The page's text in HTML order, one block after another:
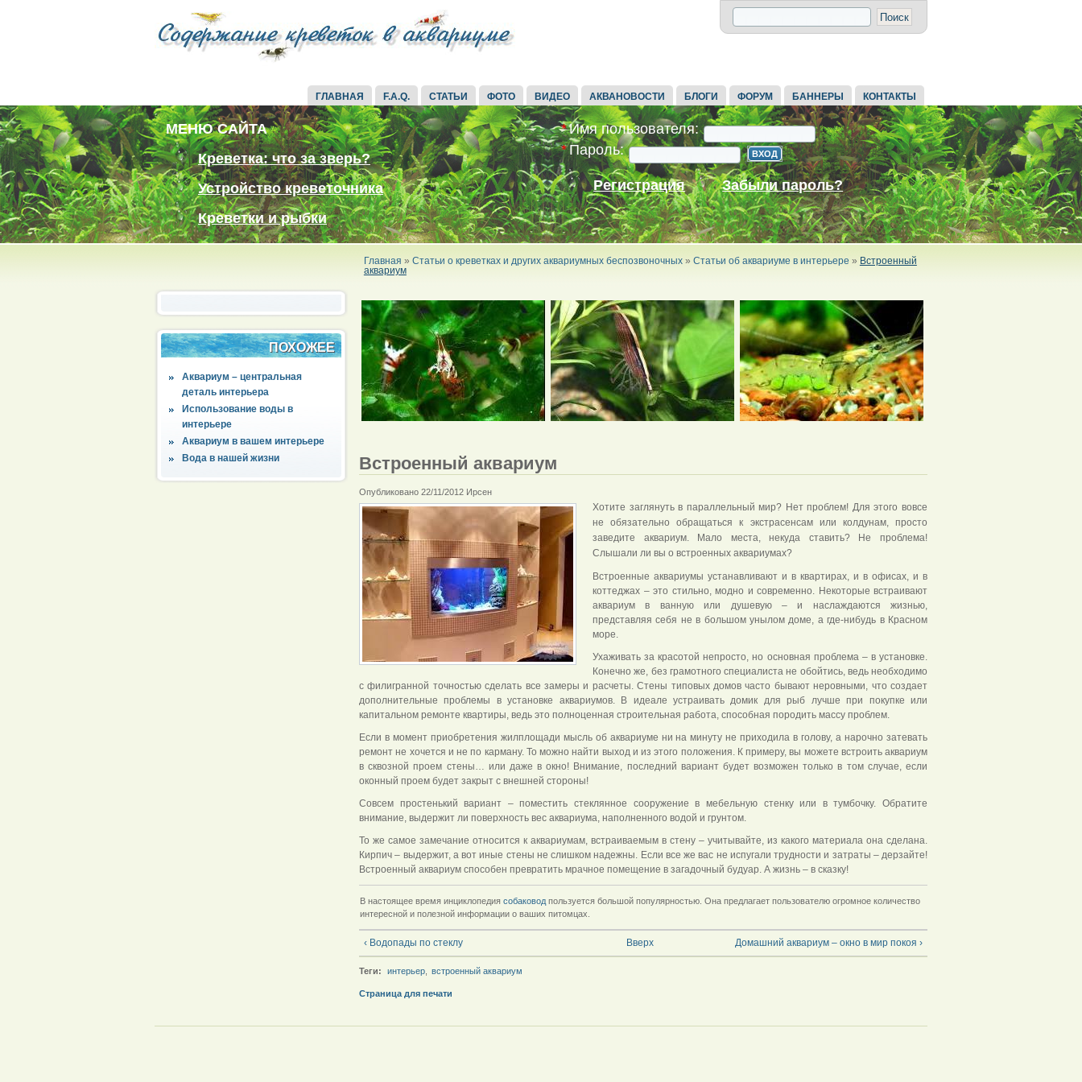
ГЛАВНАЯ F.A.Q. СТАТЬИ ФОТО ВИДЕО АКВАНОВОСТИ БЛОГИ ФОРУМ БАННЕРЫ КОНТАКТЫ
МЕНЮ САЙТА
Креветка: что за зверь?
Устройство креветочника
Креветки и рыбки
Имя пользователя:
*
Пароль:
*
Регистрация Забыли пароль?
Главная » Статьи о креветках и других аквариумных беспозвоночных» Статьи об аквариуме в интерьере » Встроенный
аквариум
ПОХОЖЕЕ
Аквариум – центральная
деталь интерьера
Использование воды в
интерьере
Аквариум в вашем интерьере
Вода в нашей жизни
Встроенный аквариум
Опубликовано 22/11/2012 Ирсен
Хотите заглянуть в параллельный мир? Нет проблем! Для этого вовсе
не обязательно обращаться к экстрасенсам или колдунам, просто
заведите аквариум. Мало места, некуда ставить? Не проблема!
Слышали ли вы о встроенных аквариумах?
Встроенные аквариумы устанавливают и в квартирах, и в офисах, и в
коттеджах – это стильно, модно и современно. Некоторые встраивают
аквариум в ванную или душевую – и наслаждаются жизнью,
представляя себя не в большом унылом доме, а где-нибудь в Красном
море.
Ухаживать за красотой непросто, но основная проблема – в установке.
Конечно же, без грамотного специалиста не обойтись, ведь необходимо
с филигранной точностью сделать все замеры и расчеты. Стены типовых домов часто бывают неровными, что создает
дополнительные проблемы в установке аквариумов. В идеале устраивать домик для рыб лучше при покупке или
капитальном ремонте квартиры, ведь это полноценная строительная работа, способная породить массу проблем.
Если в момент приобретения жилплощади мысль об аквариуме ни на минуту не приходила в голову, а нарочно затевать
ремонт не хочется и не по карману. То можно найти выход и из этого положения. К примеру, вы можете встроить аквариум
в сквозной проем стены… или даже в окно! Внимание, последний вариант будет возможен только в том случае, если
оконный проем будет закрыт с внешней стороны!
Совсем простенький вариант – поместить стеклянное сооружение в мебельную стенку или в тумбочку. Обратите
внимание, выдержит ли поверхность вес аквариума, наполненного водой и грунтом.
То же самое замечание относится к аквариумам, встраиваемым в стену – учитывайте, из какого материала она сделана.
Кирпич – выдержит, а вот иные стены не слишком надежны. Если все же вас не испугали трудности и затраты – дерзайте!
Встроенный аквариум способен превратить мрачное помещение в загадочный будуар. А жизнь – в сказку!
В настоящее время инциклопедиясобаковод пользуется большой популярностью. Она предлагает пользователю огромное количество
интересной и полезной информации о ваших питомцах.
‹ Водопады по стеклу Вверх Домашний аквариум – окно в мир покоя ›
Теги: интерьер встроенный аквариум
Страница для печати